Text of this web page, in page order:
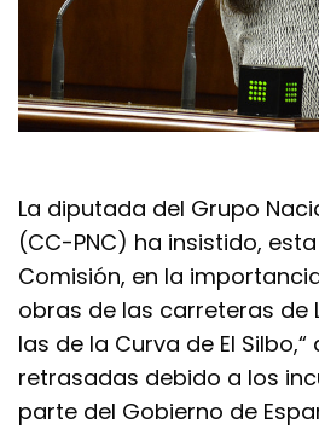
La diputada del Grupo
(CC-PNC) ha insistido,
Comisión, en la
obras de las carreteras de
las de la Curva de El
retrasadas debido a los
parte del Gobierno de